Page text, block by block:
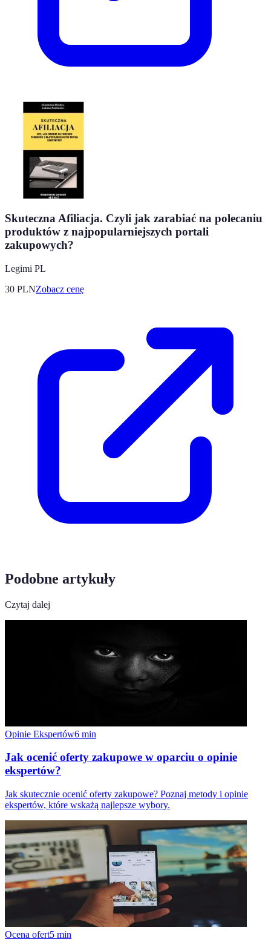
Skuteczna Afiliacja. Czyli jak zarabiać na polecaniu
produktów z najpopularniejszych portali
zakupowych?
Legimi PL
30 PLNZobacz cenę
Podobne artykuły
Czytaj dalej
Opinie Ekspertów6 min
Jak ocenić oferty zakupowe w oparciu o opinie
ekspertów?
Jak skutecznie ocenić oferty zakupowe? Poznaj metody i opinie
ekspertów, które wskażą najlepsze wybory.
Ocena ofert5 min